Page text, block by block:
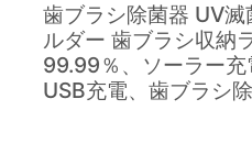
歯ブラシ除菌器 UV
ルダー 歯ブラシ収納
99.99％、ソーラー充
USB充電、歯ブラシ